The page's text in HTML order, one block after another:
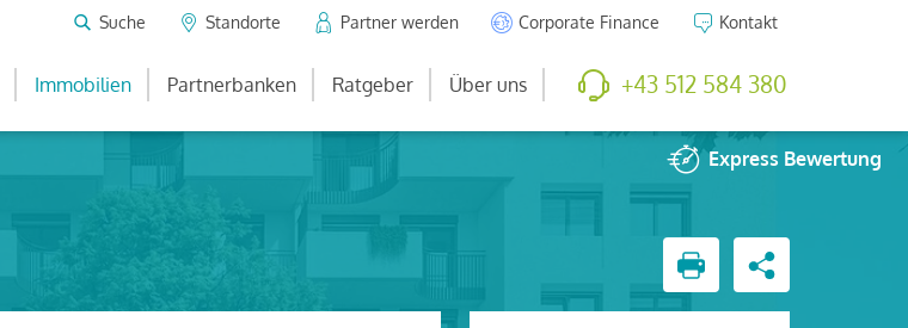
Suche Standorte Partner werden Corporate Finance Kontakt
Immobilien Partnerbanken Ratgeber Über uns +43 512 584 380
Express Bewertung